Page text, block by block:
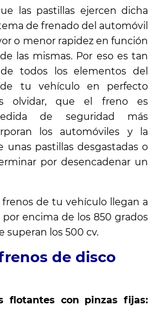
las pastillas ejercen dicha
de frenado del automóvil
o menor rapidez en función
las mismas. Por eso es tan
todos los elementos del
tu vehículo en perfecto
olvidar, que el freno es
de seguridad más
los automóviles y la
unas pastillas desgastadas o
por desencadenar un
de tu vehículo llegan a
encima de los 850 grados
superan los 500 cv.
de disco
flotantes con pinzas fijas: